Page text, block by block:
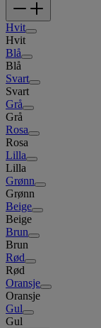
Hvit
Hvit
Blå
Blå
Svart
Svart
Grå
Grå
Rosa
Rosa
Lilla
Lilla
Grønn
Grønn
Beige
Beige
Brun
Brun
Rød
Rød
Oransje
Oransje
Gul
Gul